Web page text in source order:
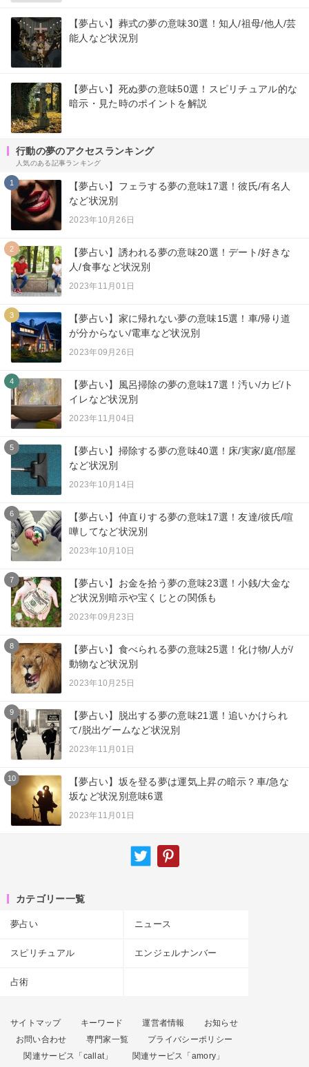
【夢占い】葬式の夢の意味30選！知人/祖母/他人/芸
能人など状況別
【夢占い】死ぬ夢の意味50選！スピリチュアル的な
暗示・見た時のポイントを解説
行動の夢のアクセスランキング
人気のある記事ランキング
1
【夢占い】フェラする夢の意味17選！彼氏/有名人
など状況別
2023年10月26日
2
【夢占い】誘われる夢の意味20選！デート/好きな
人/食事など状況別
2023年11月01日
3
【夢占い】家に帰れない夢の意味15選！車/帰り道
が分からない/電車など状況別
2023年09月26日
4
【夢占い】風呂掃除の夢の意味17選！汚い/カビ/ト
イレなど状況別
2023年11月04日
5
【夢占い】掃除する夢の意味40選！床/実家/庭/部屋
など状況別
2023年10月14日
6
【夢占い】仲直りする夢の意味17選！友達/彼氏/喧
嘩してなど状況別
2023年10月10日
7
【夢占い】お金を拾う夢の意味23選！小銭/大金な
ど状況別暗示や宝くじとの関係も
2023年09月23日
8
【夢占い】食べられる夢の意味25選！化け物/人が/
動物など状況別
2023年10月25日
9
【夢占い】脱出する夢の意味21選！追いかけられ
て/脱出ゲームなど状況別
2023年11月01日
10
【夢占い】坂を登る夢は運気上昇の暗示？車/急な
坂など状況別意味6選
2023年11月01日
カテゴリー一覧
夢占い ニュース
スピリチュアル エンジェルナンバー
占術
サイトマップ キーワード 運営者情報
お知らせ
お問い合わせ
専門家一覧
プライバシーポリシー
関連サービス「callat」
関連サービス「amory」